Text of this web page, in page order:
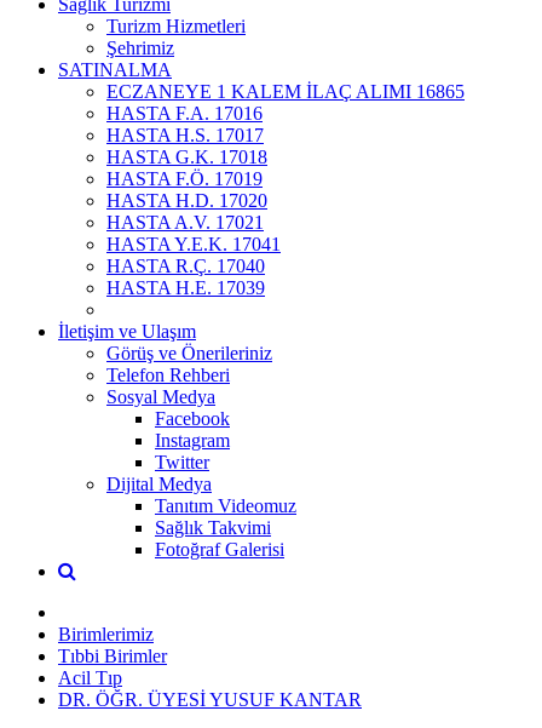
Turizm Hizmetleri
Şehrimiz
SATINALMA
ECZANEYE 1 KALEM İLAÇ ALIMI 16865
HASTA F.A. 17016
HASTA H.S. 17017
HASTA G.K. 17018
HASTA F.Ö. 17019
HASTA H.D. 17020
HASTA A.V. 17021
HASTA Y.E.K. 17041
HASTA R.Ç. 17040
HASTA H.E. 17039
İletişim ve Ulaşım
Görüş ve Önerileriniz
Telefon Rehberi
Sosyal Medya
Facebook
Instagram
Twitter
Dijital Medya
Tanıtım Videomuz
Sağlık Takvimi
Fotoğraf Galerisi
Birimlerimiz
Tıbbi Birimler
Acil Tıp
DR. ÖĞR. ÜYESİ YUSUF KANTAR